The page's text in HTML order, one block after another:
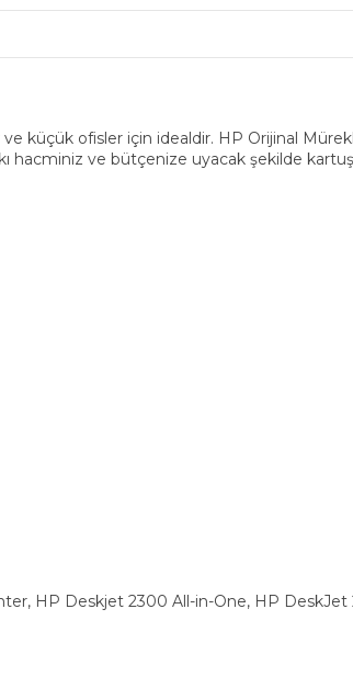
küçük ofisler için idealdir. HP Orijinal
hacminiz ve bütçenize uyacak şekilde kartuş
HP Deskjet 2300 All-in-One, HP